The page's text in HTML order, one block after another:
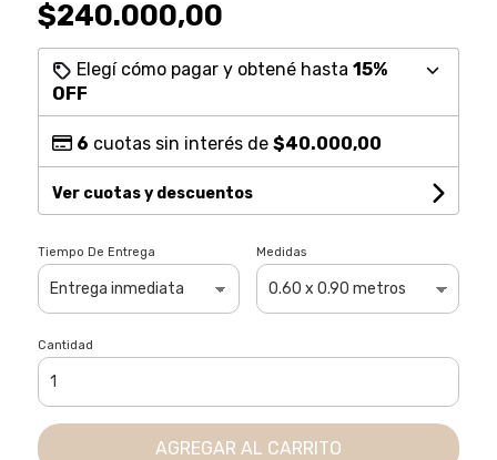
$240.000,00
Elegí cómo pagar y obtené hasta 15%
OFF
6 cuotas sin interés de $40.000,00
Ver cuotas y descuentos
Tiempo De Entrega Medidas
Cantidad
AGREGAR AL CARRITO